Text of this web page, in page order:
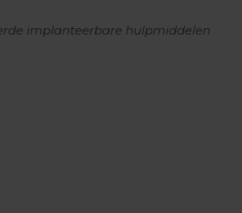
implanteerbare hulpmiddelen